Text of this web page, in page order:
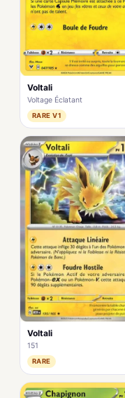
Voltali
Voltage Éclatant
RARE V1
Voltali
151
RARE